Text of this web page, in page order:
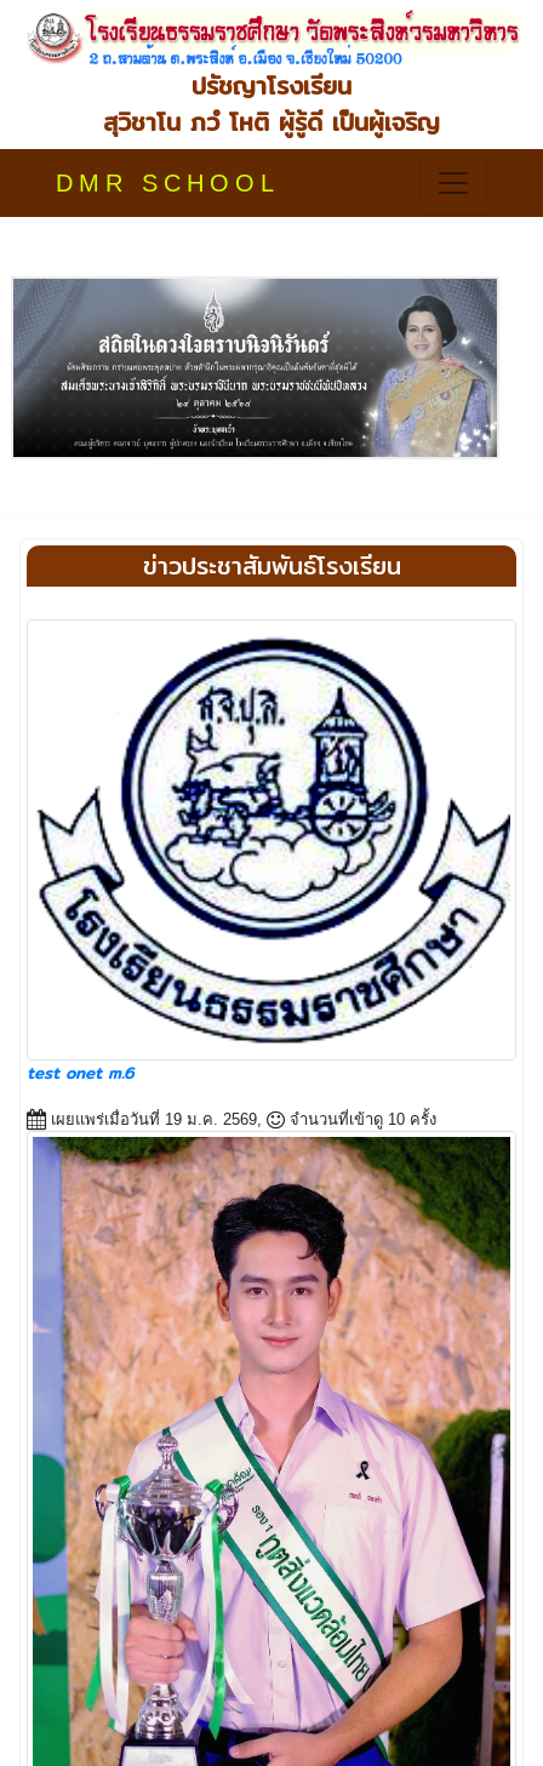
ปรัชญาโรงเรียน
สุวิชาโน ภวํ โหติ ผู้รู้ดี เป็นผู้เจริญ
DMR SCHOOL
ข่าวประชาสัมพันธ์โรงเรียน
test onet m.6
เผยแพร่เมื่อวันที่ 19 ม.ค. 2569, จำนวนที่เข้าดู 10 ครั้ง